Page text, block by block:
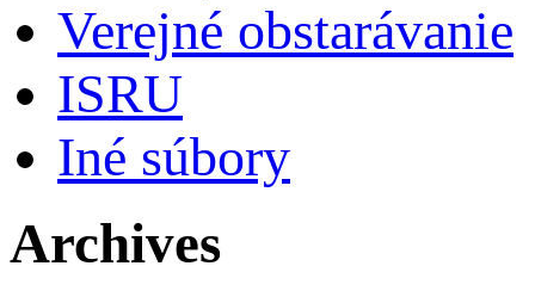
Verejné obstarávanie
ISRU
Iné súbory
Archives